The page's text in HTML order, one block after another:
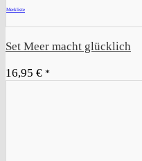
Merkliste
Set Meer macht glücklich
16,95 € *